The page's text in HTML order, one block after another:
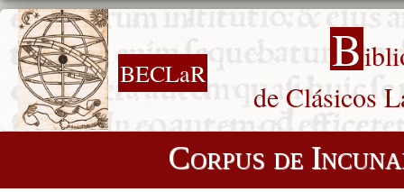
BECLaR B
de Clásicos
Corpus de